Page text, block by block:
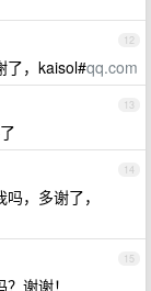
12
了，kaisol#qq.com
13
14
，多谢了，
15
谢谢！